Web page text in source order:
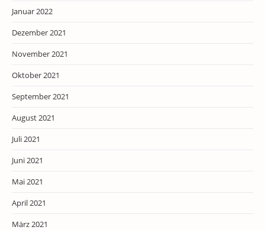
Januar 2022
Dezember 2021
November 2021
Oktober 2021
September 2021
August 2021
Juli 2021
Juni 2021
Mai 2021
April 2021
März 2021